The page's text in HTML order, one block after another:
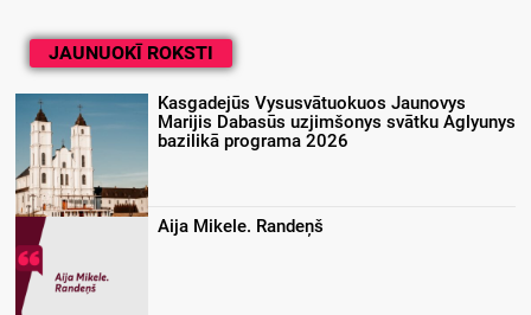
JAUNUOKĪ ROKSTI
Kasgadejūs Vysusvātuokuos Jaunovys
Marijis Dabasūs uzjimšonys svātku Aglyunys
bazilikā programa 2026
Aija Mikele. Randeņš